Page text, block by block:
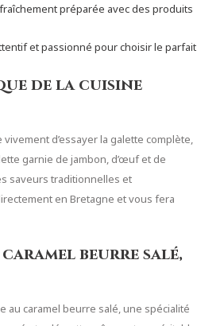
préparée avec des produits
et passionné pour choisir le parfait
de la cuisine
d’essayer la galette complète,
garnie de jambon, d’œuf et de
saveurs traditionnelles et
en Bretagne et vous fera
beurre salé,
au caramel beurre salé, une spécialité